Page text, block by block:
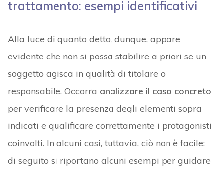
trattamento: esempi identificativi
Alla luce di quanto detto, dunque, appare
evidente che non si possa stabilire a priori se un
soggetto agisca in qualità di titolare o
responsabile. Occorra analizzare il caso concreto
per verificare la presenza degli elementi sopra
indicati e qualificare correttamente i protagonisti
coinvolti. In alcuni casi, tuttavia, ciò non è facile:
di seguito si riportano alcuni esempi per guidare